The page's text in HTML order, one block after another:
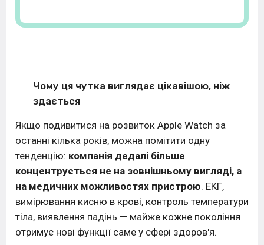
Чому ця чутка виглядає цікавішою, ніж
здається
Якщо подивитися на розвиток Apple Watch за
останні кілька років, можна помітити одну
тенденцію: компанія дедалі більше
концентрується не на зовнішньому вигляді, а
на медичних можливостях пристрою. ЕКГ,
вимірювання кисню в крові, контроль температури
тіла, виявлення падінь — майже кожне покоління
отримує нові функції саме у сфері здоров'я.